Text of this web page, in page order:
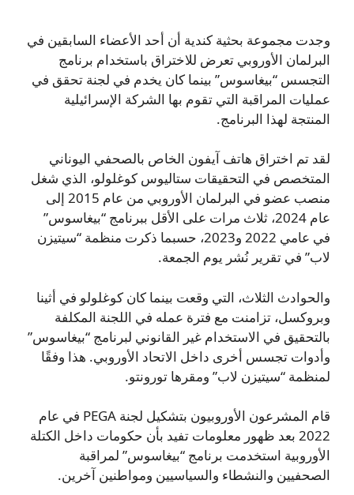
وجدت مجموعة بحثية كندية أن أحد الأعضاء السابقين في
البرلمان الأوروبي تعرض للاختراق باستخدام برنامج
التجسس “بيغاسوس” بينما كان يخدم في لجنة تحقق في
عمليات المراقبة التي تقوم بها الشركة الإسرائيلية
المنتجة لهذا البرنامج.
لقد تم اختراق هاتف آيفون الخاص بالصحفي اليوناني
المتخصص في التحقيقات ستاليوس كوغلولو، الذي شغل
منصب عضو في البرلمان الأوروبي من عام 2015 إلى
عام 2024، ثلاث مرات على الأقل ببرنامج “بيغاسوس”
في عامي 2022 و2023، حسبما ذكرت منظمة “سيتيزن
لاب” في تقرير نُشر يوم الجمعة.
والحوادث الثلاث، التي وقعت بينما كان كوغلولو في أثينا
وبروكسل، تزامنت مع فترة عمله في اللجنة المكلفة
بالتحقيق في الاستخدام غير القانوني لبرنامج “بيغاسوس”
وأدوات تجسس أخرى داخل الاتحاد الأوروبي. هذا وفقًا
لمنظمة “سيتيزن لاب” ومقرها تورونتو.
قام المشرعون الأوروبيون بتشكيل لجنة PEGA في عام
2022 بعد ظهور معلومات تفيد بأن حكومات داخل الكتلة
الأوروبية استخدمت برنامج “بيغاسوس” لمراقبة
الصحفيين والنشطاء والسياسيين ومواطنين آخرين.